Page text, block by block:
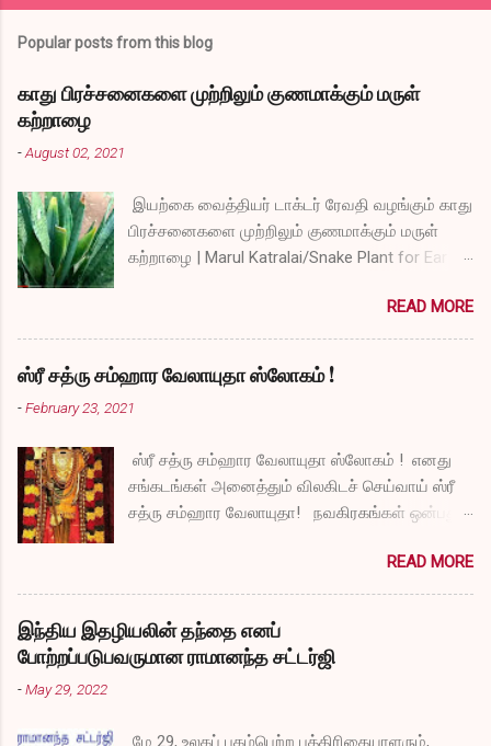
Popular posts from this blog
காது பிரச்சனைகளை முற்றிலும் குணமாக்கும் மருள்
கற்றாழை
-August 02, 2021
இயற்கை வைத்தியர் டாக்டர் ரேவதி வழங்கும் காது
பிரச்சனைகளை முற்றிலும் குணமாக்கும் மருள்
கற்றாழை | Marul Katralai/Snake Plant for Ear
READ MORE
ஸ்ரீ சத்ரு சம்ஹார வேலாயுதா ஸ்லோகம் !
-February 23, 2021
ஸ்ரீ சத்ரு சம்ஹார வேலாயுதா ஸ்லோகம் ! எனது
சங்கடங்கள் அனைத்தும் விலகிடச் செய்வாய் ஸ்ரீ
சத்ரு சம்ஹார வேலாயுதா! நவகிரகங்கள் ஒன்பதும்
வேலாயுதா! சகல விதமான தோஷங்களும் என்னை
விட்டுப் போகட்டும் ஸ்ரீ சத்ரு சம்ஹார வேலாயுதா!
எல்லா விதமான வருத்தங்களும் என்னை விட்டு
அகல வேண்டும் ஸ்ரீ சத்ரு சம்ஹார வேலாயுதா!
துக்கங்களிலிருந்து நிவாரணம் எனக்குக்
READ MORE
இந்திய இதழியலின் தந்தை எனப்
போற்றப்படுபவருமான ராமானந்த சட்டர்ஜி
-May 29, 2022
மே 29, உலகப் புகழ்பெற்ற பத்திரிகையாளரும்,